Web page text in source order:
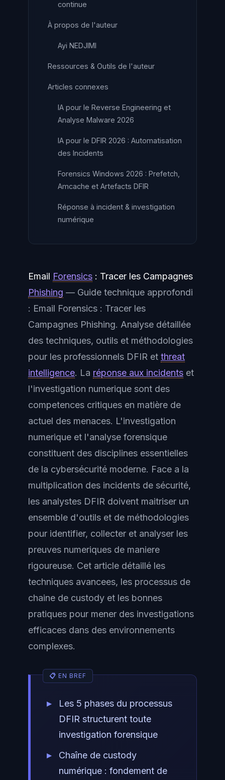
continue
À propos de l'auteur
Ayi NEDJIMI
Ressources & Outils de l'auteur
Articles connexes
IA pour le Reverse Engineering et
Analyse Malware 2026
IA pour le DFIR 2026 : Automatisation
des Incidents
Forensics Windows 2026 : Prefetch,
Amcache et Artefacts DFIR
Réponse à incident & investigation
numérique
Email Forensics : Tracer les Campagnes
Phishing — Guide technique approfondi
: Email Forensics : Tracer les
Campagnes Phishing. Analyse détaillée
des techniques, outils et méthodologies
pour les professionnels DFIR et threat
intelligence. La réponse aux incidents et
l'investigation numerique sont des
competences critiques en matière de
actuel des menaces. L'investigation
numerique et l'analyse forensique
constituent des disciplines essentielles
de la cybersécurité moderne. Face a la
multiplication des incidents de sécurité,
les analystes DFIR doivent maitriser un
ensemble d'outils et de méthodologies
pour identifier, collecter et analyser les
preuves numeriques de maniere
rigoureuse. Cet article détaillé les
techniques avancees, les processus de
chaine de custody et les bonnes
pratiques pour mener des investigations
efficaces dans des environnements
complexes.
Les 5 phases du processus
DFIR structurent toute
investigation forensique
Chaîne de custody
numérique : fondement de